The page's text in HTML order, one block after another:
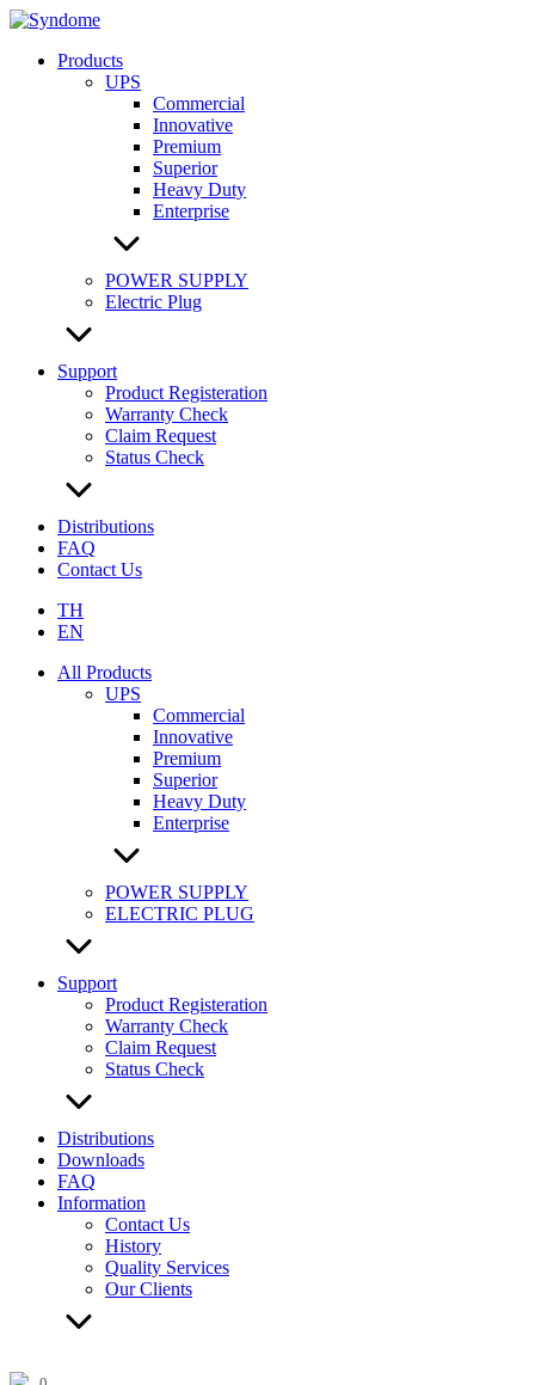
Skip
contentProducts
UPS
Commercial
Innovative
Premium
Superior
Heavy Duty
Enterprise
POWER SUPPLY
Electric Plug
Support
Product Registeration
Warranty Check
Claim Request
Status Check
Distributions
FAQ
Contact Us
TH
EN
All Products
UPS
Commercial
Innovative
Premium
Superior
Heavy Duty
Enterprise
POWER SUPPLY
ELECTRIC PLUG
Support
Product Registeration
Warranty Check
Claim Request
Status Check
Distributions
Downloads
FAQ
Information
Contact Us
History
Quality Services
Our Clients